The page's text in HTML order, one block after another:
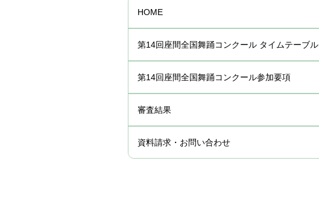
HOME
第14回座間全国舞踊コンクール タイムテーブル
第14回座間全国舞踊コンクール参加要項
審査結果
資料請求・お問い合わせ